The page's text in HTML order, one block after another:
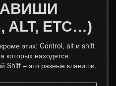
ALT, ETC…)
этих: Control, alt и shift
которых находятся.
Shift – это разные клавиши.